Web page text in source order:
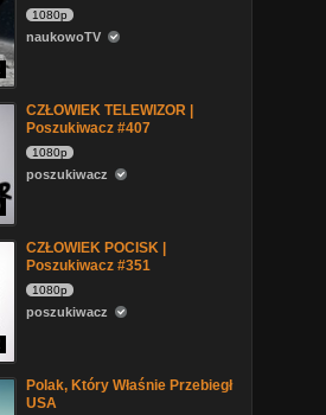
1080p
naukowoTV
CZŁOWIEK TELEWIZOR |
Poszukiwacz #407
1080p
poszukiwacz
CZŁOWIEK POCISK |
Poszukiwacz #351
1080p
poszukiwacz
Polak, Który Właśnie Przebiegł
USA